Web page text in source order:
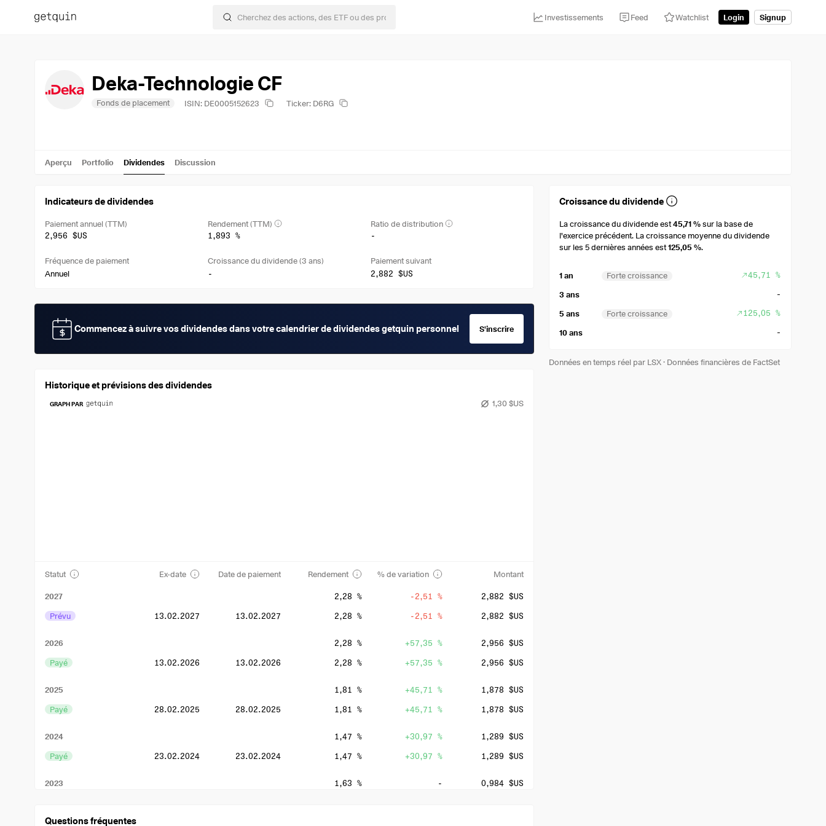
Investissements Feed Watchlist Login Signup
Deka-Technologie CF
Fonds de placement ISIN: DE0005152623 Ticker: D6RG
Aperçu Portfolio Dividendes Discussion
Indicateurs de dividendes
Paiement annuel (TTM)
2,956 $US
Rendement (TTM)
1,893 %
Ratio de distribution
-
Fréquence de paiement
Annuel
Croissance du dividende (3 ans)
-
Paiement suivant
2,882 $US
Commencez à suivre vos dividendes dans votre calendrier de dividendes getquin personnel S'inscrire
Historique et prévisions des dividendes
1,30 $US
GRAPH PAR
Statut Ex-date Date de paiement Rendement % de variation Montant
2027 2,28 % -2,51 %
2,882 $US
Prévu
13.02.2027 13.02.2027 2,28 % -2,51 % 2,882 $US
2026 2,28 % +57,35 %
2,956 $US
Payé
13.02.2026 13.02.2026 2,28 % +57,35 % 2,956 $US
2025 1,81 % +45,71 %
1,878 $US
Payé
28.02.2025 28.02.2025 1,81 % +45,71 % 1,878 $US
2024 1,47 % +30,97 %
1,289 $US
Payé
23.02.2024 23.02.2024 1,47 % +30,97 % 1,289 $US
2023 1,63 % -
0,984 $US
Questions fréquentes
Croissance du dividende
La croissance du dividende est45,71 %sur la base de
l'exercice précédent. La croissance moyenne du dividende
sur les 5 dernières années est125,05 %.
1 an Forte croissance
45,71 %
3 ans
-
5 ans Forte croissance
125,05 %
10 ans
-
Données en temps réel par LSX· Données financières de FactSet